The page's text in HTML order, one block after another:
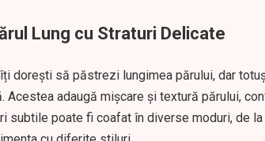
Lung cu Straturi Delicate
dorești să păstrezi lungimea părului, dar
Acestea adaugă mișcare și textură părului,
subtile poate fi coafat în diverse moduri, de